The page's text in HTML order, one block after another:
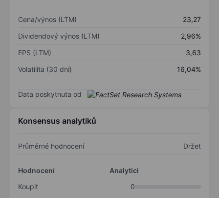
Cena/výnos (LTM)
23,27
Dividendový výnos (LTM)
2,96%
EPS (LTM)
3,63
Volatilita (30 dní)
16,04%
Data poskytnuta od
Konsensus analytiků
Průměrné hodnocení Držet
Hodnocení
Analytici
Koupit
0